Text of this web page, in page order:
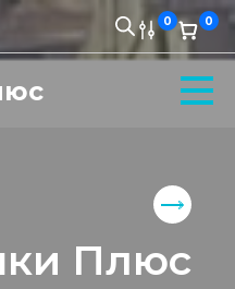
0 0
Плюс